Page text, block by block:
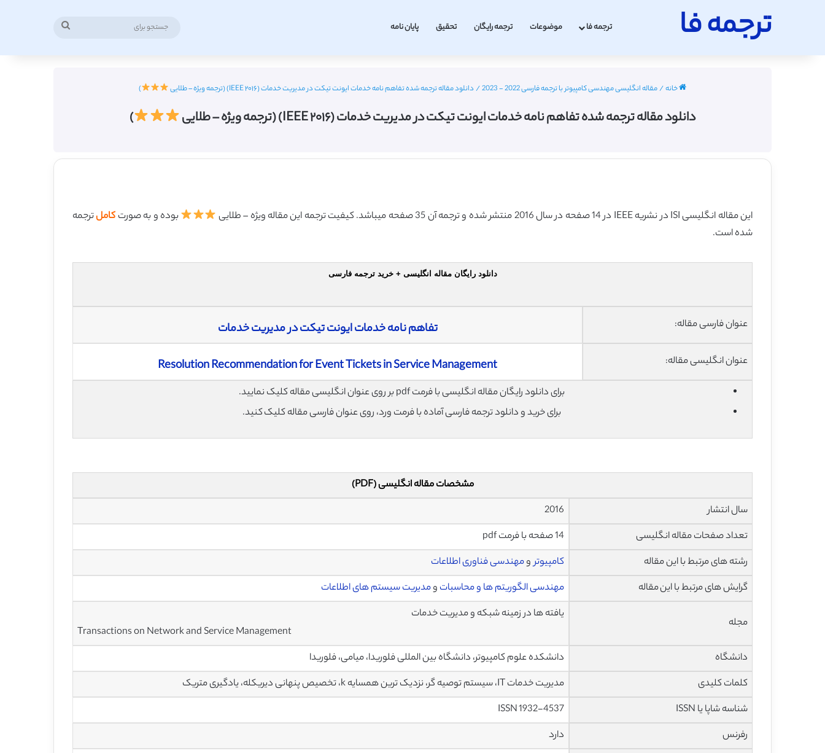
ترجمه فا ترجمه فا موضوعات ترجمه رایگان تحقیق پایان نامه
خانه/مقاله انگلیسی مهندسی کامپیوتر با ترجمه فارسی 2022 - 2023 / دانلود مقاله ترجمه شده تفاهم نامه خدمات ایونت تیکت در مدیریت خدمات (IEEE ۲۰۱۶) (ترجمه ویژه – طلایی )
دانلود مقاله ترجمه شده تفاهم نامه خدمات ایونت تیکت در مدیریت خدمات (IEEE ۲۰۱۶) (ترجمه ویژه – طلایی )
این مقاله انگلیسی ISI در نشریه IEEE در 14 صفحه در سال 2016 منتشر شده و ترجمه آن 35 صفحه میباشد. کیفیت ترجمه این مقاله ویژه – طلایی بوده و به صورت کاملترجمه
شده است.
دانلود رایگان مقاله انگلیسی + خرید ترجمه فارسی
عنوان فارسی مقاله: تفاهم نامه خدمات ایونت تیکت در مدیریت خدمات
عنوان انگلیسی مقاله: Resolution Recommendation for Event Tickets in Service Management
برای دانلود رایگان مقاله انگلیسی با فرمت pdf بر روی عنوان انگلیسی مقاله کلیک نمایید.
برای خرید و دانلود ترجمه فارسی آماده با فرمت ورد، روی عنوان فارسی مقاله کلیک کنید.
مشخصات مقاله انگلیسی (PDF)
سال انتشار
2016
تعداد صفحات مقاله انگلیسی
14 صفحه با فرمت pdf
رشته های مرتبط با این مقاله
کامپیوترومهندسی فناوری اطلاعات
گرایش های مرتبط با این مقاله
مهندسی الگوریتم ها و محاسبات ومدیریت سیستم های اطلاعات
مجله
یافته ها در زمینه شبکه و مدیریت خدمات
Transactions on Network and Service Management
دانشگاه
دانشکده علوم کامپیوتر، دانشگاه بین المللی فلوریدا، میامی، فلوریدا
کلمات کلیدی
مدیریت خدمات IT، سیستم توصیه گر، نزدیک ترین همسایه k، تخصیص پنهانی دیریکله، یادگیری متریک
شناسه شاپا یا ISSN
ISSN 1932-4537
رفرنس
دارد